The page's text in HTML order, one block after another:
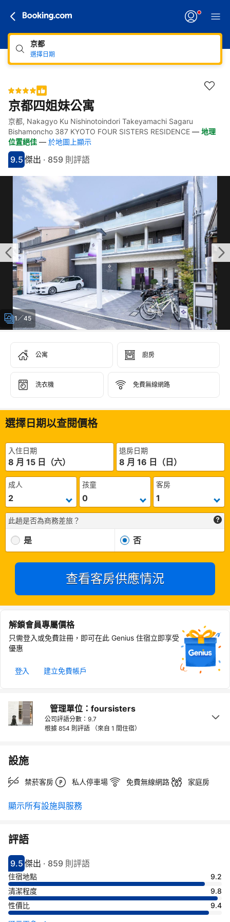
京都
選擇日期
京都四姐妹公寓
快速連結
跳至住宿介紹
跳至熱門設施
跳至客房類型
跳至訂房政策
京都, Nakagyo Ku Nishinotoindori Takeyamachi Sagaru
Bishamoncho 387 KYOTO FOUR SISTERS RESIDENCE — 地理
位置絕佳 — 於地圖上顯示
分數9.5分
9.5
評比傑出
傑出 · 859 則評語
1／45
公寓 廚房
洗衣機 免費無線網路
選擇日期以查閱價格
入住日期
8 月 15 日（六）
退房日期
8 月 16 日（日）
成人 孩童 客房
此趟是否為商務差旅？
是 否
查看客房供應情況
解鎖會員專屬價格
只需登入或免費註冊，即可在此 Genius 住宿立即享受
優惠
登入 建立免費帳戶
管理單位：foursisters
公司評語分數：9.7
根據 854 則評語
（來自 1 間住宿）
設施
禁菸客房 私人停車場 免費無線網路 家庭房
顯示所有設施與服務
評語
分數9.5分
9.5
評比傑出
傑出 · 859 則評語
住宿地點
9.2
清潔程度
9.8
性價比
9.4